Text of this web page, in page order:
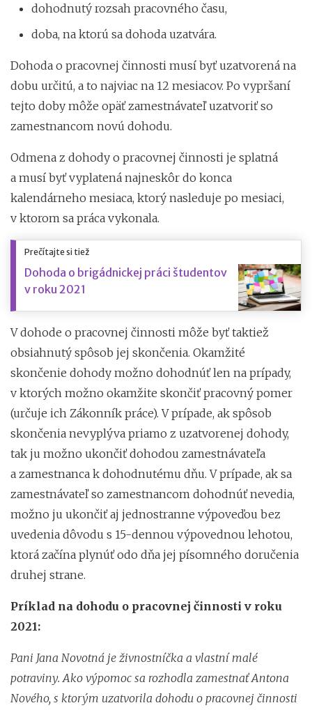
dohodnutý rozsah pracovného času,
doba, na ktorú sa dohoda uzatvára.
Dohoda o pracovnej činnosti musí byť uzatvorená na
dobu určitú, a to najviac na 12 mesiacov. Po vypršaní
tejto doby môže opäť zamestnávateľ uzatvoriť so
zamestnancom novú dohodu.
Odmena z dohody o pracovnej činnosti je splatná
a musí byť vyplatená najneskôr do konca
kalendárneho mesiaca, ktorý nasleduje po mesiaci,
v ktorom sa práca vykonala.
Prečítajte si tiež
Dohoda o brigádnickej práci študentov
v roku 2021
V dohode o pracovnej činnosti môže byť taktiež
obsiahnutý spôsob jej skončenia. Okamžité
skončenie dohody možno dohodnúť len na prípady,
v ktorých možno okamžite skončiť pracovný pomer
(určuje ich Zákonník práce). V prípade, ak spôsob
skončenia nevyplýva priamo z uzatvorenej dohody,
tak ju možno ukončiť dohodou zamestnávateľa
a zamestnanca k dohodnutému dňu. V prípade, ak sa
zamestnávateľ so zamestnancom dohodnúť nevedia,
možno ju ukončiť aj jednostranne výpoveďou bez
uvedenia dôvodu s 15-dennou výpovednou lehotou,
ktorá začína plynúť odo dňa jej písomného doručenia
druhej strane.
Príklad na dohodu o pracovnej činnosti v roku
2021:
Pani Jana Novotná je živnostníčka a vlastní malé
potraviny. Ako výpomoc sa rozhodla zamestnať Antona
Nového, s ktorým uzatvorila dohodu o pracovnej činnosti